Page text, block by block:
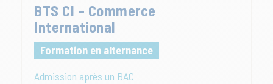
BTS CI – Commerce
International
Formation en alternance
Admission après un BAC